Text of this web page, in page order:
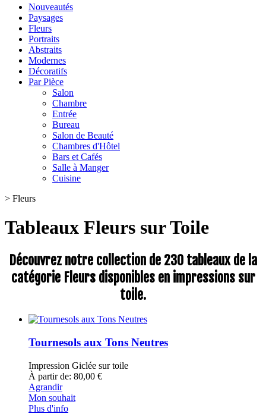
Nouveautés
Paysages
Fleurs
Portraits
Abstraits
Modernes
Décoratifs
Par Pièce
Salon
Chambre
Entrée
Bureau
Salon de Beauté
Chambres d'Hôtel
Bars et Cafés
Salle à Manger
Cuisine
> Fleurs
Tableaux Fleurs sur Toile
Découvrez notre collection de 230 tableaux de la
catégorie Fleurs disponibles en impressions sur
toile.
Tournesols aux Tons Neutres
Impression Giclée sur toile
À partir de: 80,00 €
Agrandir
Mon souhait
Plus d'info